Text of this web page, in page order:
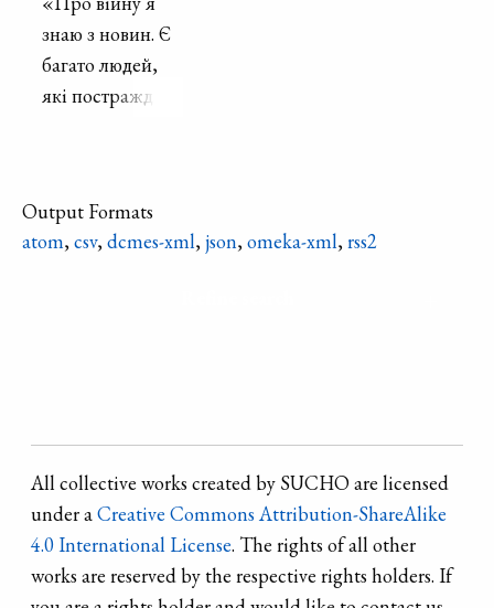
знаю з новин. Є
багато людей,
які постраждали
мрія, така як і в
усіх людей, щоб
Output Formats
atom, csv, dcmes-xml, json, omeka-xml, rss2
All collective works created by SUCHO are licensed
under aCreative Commons Attribution-ShareAlike
4.0 International License. The rights of all other
works are reserved by the respective rights holders. If